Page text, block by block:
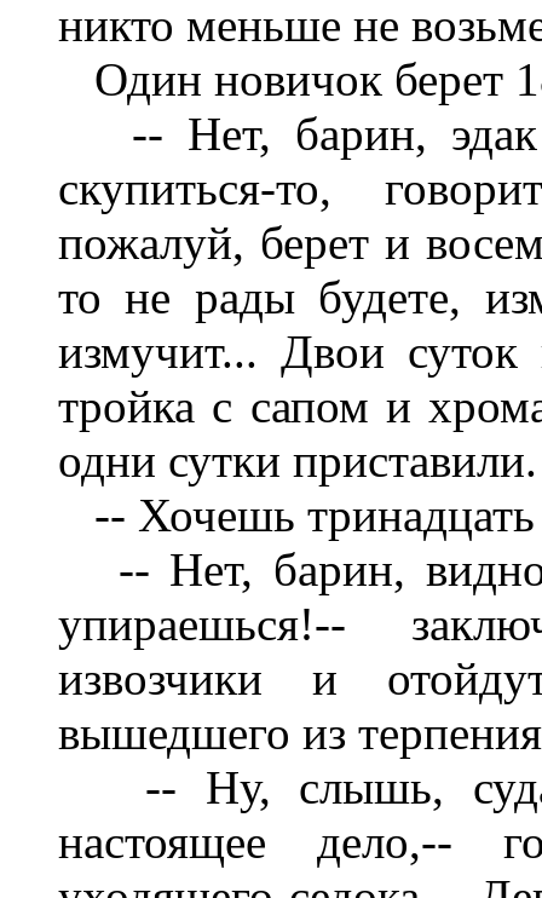
никто меньше не
Один новичок берет
-- Нет, барин, эдак
скупиться-то,
пожалуй, берет и
то не рады будете,
измучит... Двои суток
тройка с сапом и
одни сутки приставили.
-- Хочешь
-- Нет, барин,
упираешься!--
извозчики и
вышедшего из
-- Ну, слышь,
настоящее дело,--